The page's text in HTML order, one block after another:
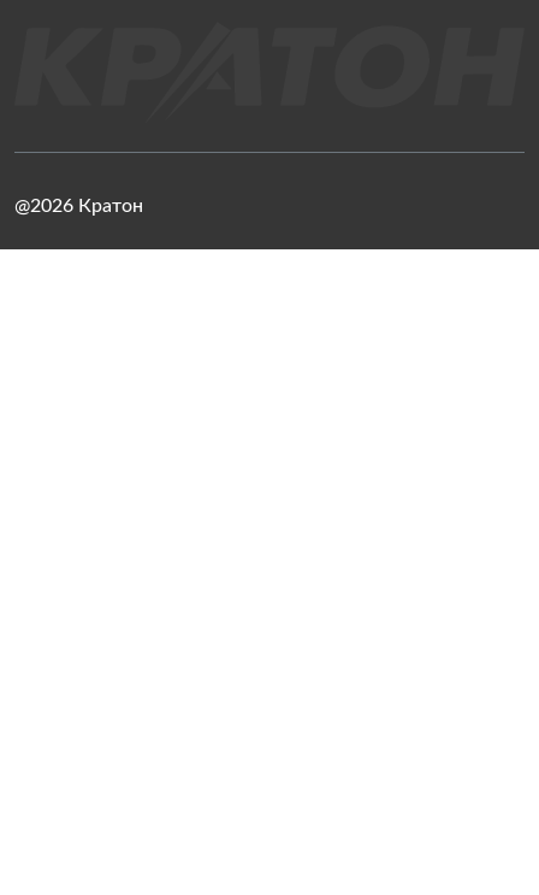
@2026 Кратон